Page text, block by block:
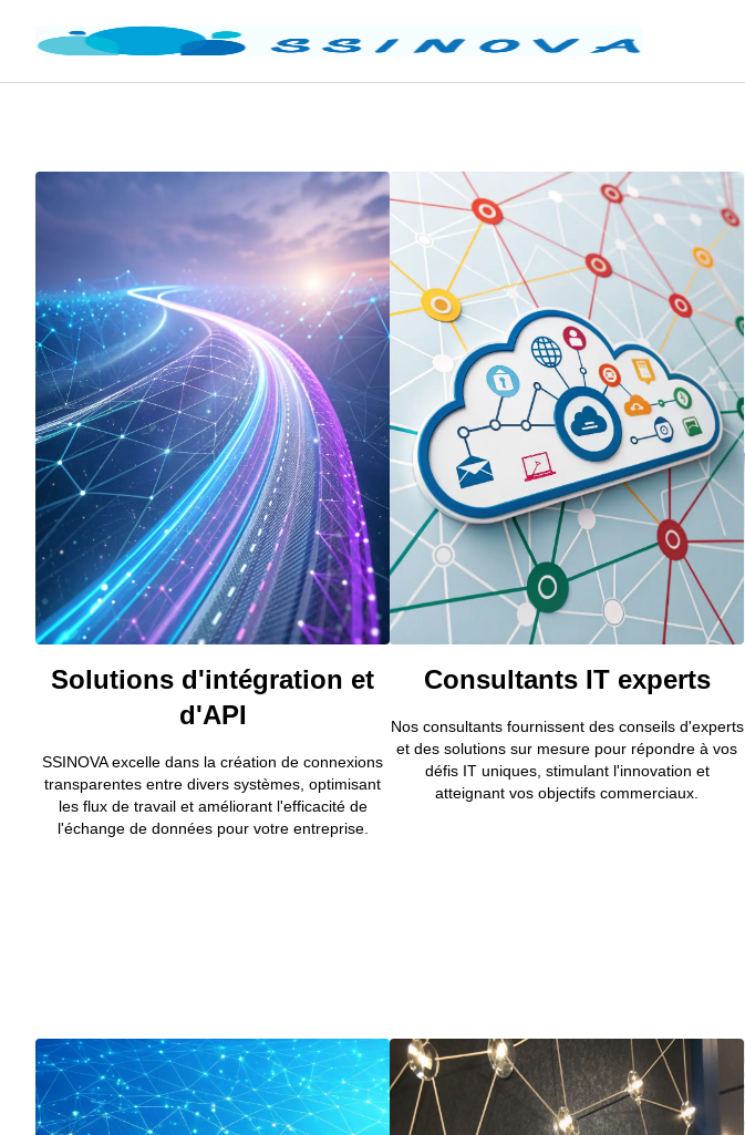
Solutions d'intégration et
d'API
SSINOVA excelle dans la création de connexions
transparentes entre divers systèmes, optimisant
les flux de travail et améliorant l'efficacité de
l'échange de données pour votre entreprise.
Consultants IT experts
Nos consultants fournissent des conseils d'experts
et des solutions sur mesure pour répondre à vos
défis IT uniques, stimulant l'innovation et
atteignant vos objectifs commerciaux.